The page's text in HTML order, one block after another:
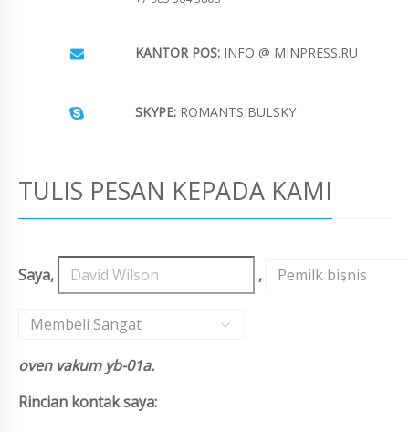
KANTOR POS: INFO @ MINPRESS.RU
SKYPE: ROMANTSIBULSKY
TULIS PESAN KEPADA KAMI
Saya, , Pemilk bisnis
,
Membeli Sangat
oven vakum yb-01a.
Rincian kontak saya: